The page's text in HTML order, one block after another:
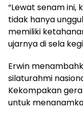
“Lewat senam ini,
tidak hanya
memiliki
ujarnya di sela
Erwin
silaturahmi
Kekompakan
untuk